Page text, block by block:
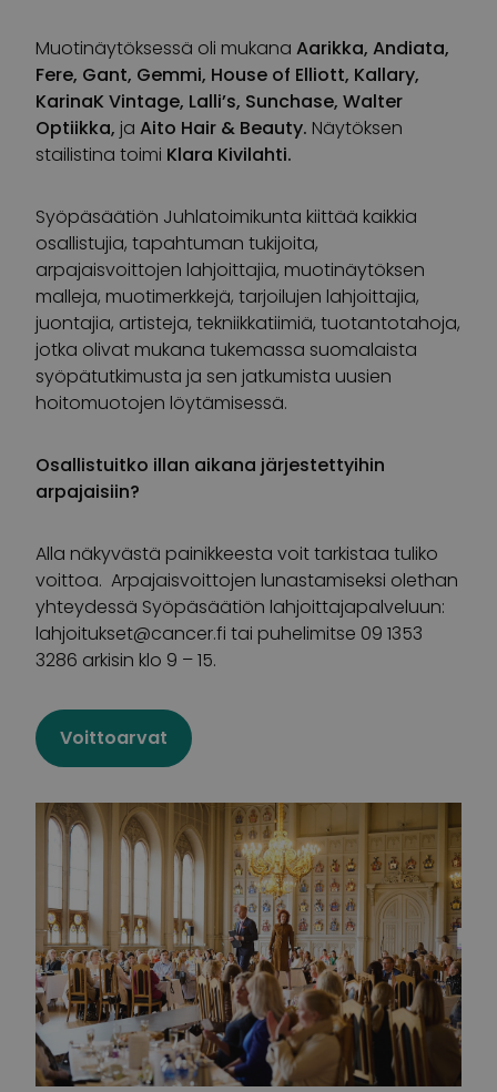
Muotinäytöksessä oli mukana Aarikka, Andiata,
Fere, Gant, Gemmi, House of Elliott, Kallary,
KarinaK Vintage, Lalli’s, Sunchase, Walter
Optiikka, ja Aito Hair & Beauty. Näytöksen
stailistina toimi Klara Kivilahti.
Syöpäsäätiön Juhlatoimikunta kiittää kaikkia
osallistujia, tapahtuman tukijoita,
arpajaisvoittojen lahjoittajia, muotinäytöksen
malleja, muotimerkkejä, tarjoilujen lahjoittajia,
juontajia, artisteja, tekniikkatiimiä, tuotantotahoja,
jotka olivat mukana tukemassa suomalaista
syöpätutkimusta ja sen jatkumista uusien
hoitomuotojen löytämisessä.
Osallistuitko illan aikana järjestettyihin
arpajaisiin?
Alla näkyvästä painikkeesta voit tarkistaa tuliko
voittoa. Arpajaisvoittojen lunastamiseksi olethan
yhteydessä Syöpäsäätiön lahjoittajapalveluun:
lahjoitukset@cancer.fi tai puhelimitse 09 1353
3286 arkisin klo 9 – 15.
Voittoarvat